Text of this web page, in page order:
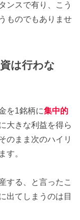
ンスで有り、こう
ものでもありませ
は行わな
を1銘柄に集中的
大きな利益を得ら
のまま次のハイリ
す。
する、と言ったこ
出てしまうのは目